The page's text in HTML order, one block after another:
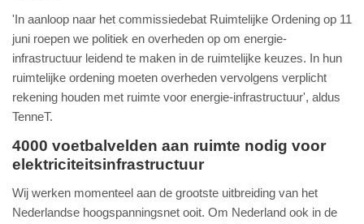
'In aanloop naar het commissiedebat Ruimtelijke Ordening op 11
juni roepen we politiek en overheden op om energie-
infrastructuur leidend te maken in de ruimtelijke keuzes. In hun
ruimtelijke ordening moeten overheden vervolgens verplicht
rekening houden met ruimte voor energie-infrastructuur', aldus
TenneT.
4000 voetbalvelden aan ruimte nodig voor
elektriciteitsinfrastructuur
Wij werken momenteel aan de grootste uitbreiding van het
Nederlandse hoogspanningsnet ooit. Om Nederland ook in de